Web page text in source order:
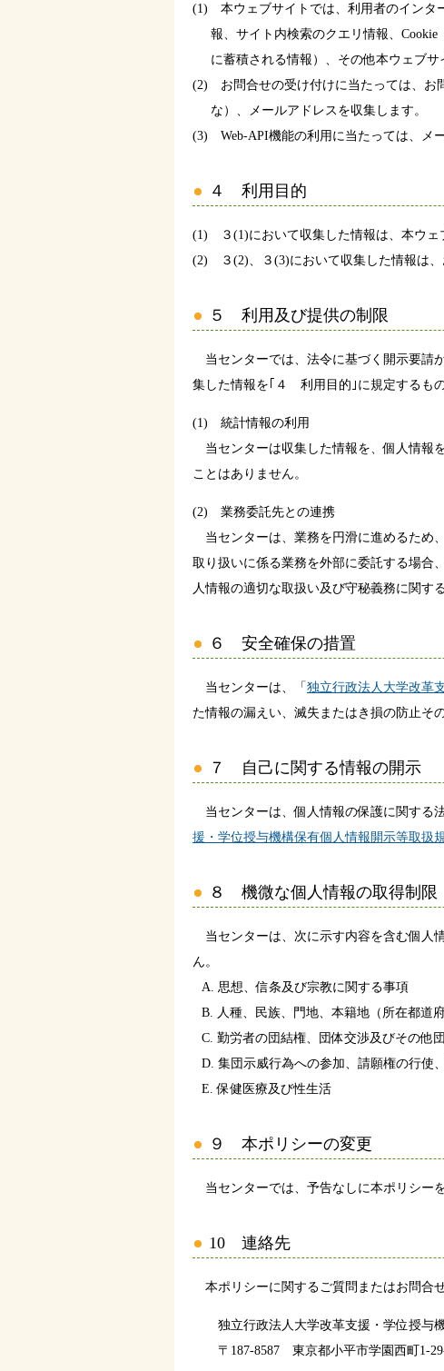
(1) 本ウェブサイトでは、利用者のインタ
報、サイト内検索のクエリ情報、
に蓄積される情報）、その他本ウェブ
(2) お問合せの受け付けに当たっては、お
な）、メールアドレスを収集します。
(3) Web-API機能の利用に当たっては、メ
４ 利用目的
(1) ３(1)において収集した情報は、本ウェ
(2) ３(2)、３(3)において収集した情報は、
５ 利用及び提供の制限
当センターでは、法令に基づく開示要請
集した情報を｢４ 利用目的｣に規定するも
(1) 統計情報の利用
当センターは収集した情報を、個人情報
ことはありません。
(2) 業務委託先との連携
当センターは、業務を円滑に進めるため
取り扱いに係る業務を外部に委託する場合
人情報の適切な取扱い及び守秘義務に関す
６ 安全確保の措置
当センターは、「独立行政法人大学改革
た情報の漏えい、滅失またはき損の防止そ
７ 自己に関する情報の開示
当センターは、個人情報の保護に関する
援・学位授与機構保有個人情報開示等取扱
８ 機微な個人情報の取得制限
当センターは、次に示す内容を含む個人
ん。
A. 思想、信条及び宗教に関する事項
B. 人種、民族、門地、本籍地（所在都道
C. 勤労者の団結権、団体交渉及びその他
D. 集団示威行為への参加、請願権の行使
E. 保健医療及び性生活
９ 本ポリシーの変更
当センターでは、予告なしに本ポリシー
10 連絡先
本ポリシーに関するご質問またはお問合
独立行政法人大学改革支援・学位授与
〒187-8587 東京都小平市学園西町1-